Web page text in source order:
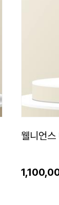
웰니언스